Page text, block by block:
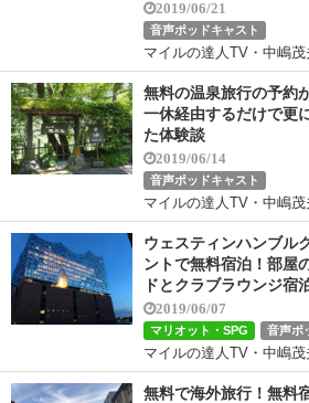
2019/06/21
音声ポッドキャスト
マイルの達人TV・中嶋茂
無料の温泉旅行の予約
一休経由するだけで更
た体験談
2019/06/14
音声ポッドキャスト
マイルの達人TV・中嶋茂
ウェスティンハンブル
ントで無料宿泊！部屋
ドとクラブラウンジ宿
2019/06/07
マリオット・SPG 音声ポ
マイルの達人TV・中嶋茂
無料で海外旅行！無料